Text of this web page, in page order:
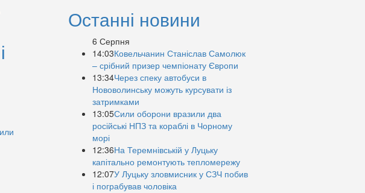
Останні новини
6 Серпня
14:03Ковельчанин Станіслав Самолюк
– срібний призер чемпіонату Європи
13:34Через спеку автобуси в
Нововолинську можуть курсувати із
затримками
13:05Сили оборони вразили два
російські НПЗ та кораблі в Чорному
морі
12:36На Теремнівській у Луцьку
капітально ремонтують тепломережу
12:07У Луцьку зловмисник у СЗЧ побив
і пограбував чоловіка